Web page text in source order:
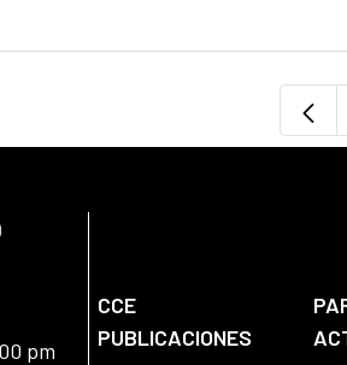
pm
CCE
PUBLICACIONES